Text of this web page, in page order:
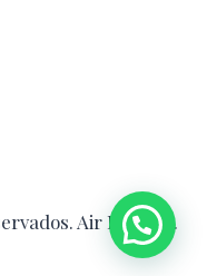
Air Femme.